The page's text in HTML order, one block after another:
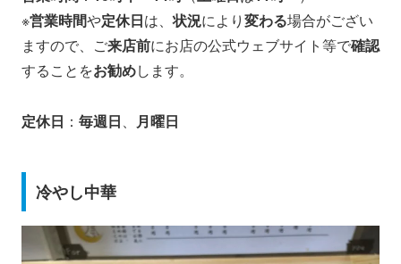
※営業時間や定休日は、状況により変わる場合がござい
ますので、ご来店前にお店の公式ウェブサイト等で確認
することをお勧めします。
定休日 ： 毎週日、 月曜日
冷やし中華